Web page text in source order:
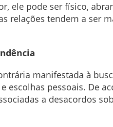
ele pode ser físico,
relações tendem a ser
manifestada à
escolhas pessoais. De
a desacordos